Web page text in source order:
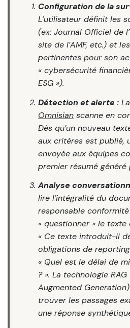
Configuration de la
L’utilisateur définit les
(ex: Journal Officiel de
site de l’AMF, etc.) et
pertinentes pour son
« cybersécurité
ESG »).
Détection et alerte :
Omnisian scanne en
Dès qu’un nouveau
aux critères est publié,
envoyée aux équipes
premier résumé généré
Analyse
lire l’intégralité du
responsable
« questionner » le texte
« Ce texte introduit-il
obligations de reporting
« Quel est le délai de
? ». La technologie
Augmented
trouver les passages
une réponse